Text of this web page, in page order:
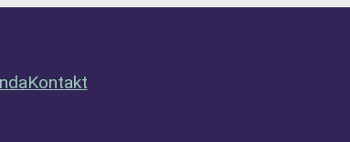
Kontakt